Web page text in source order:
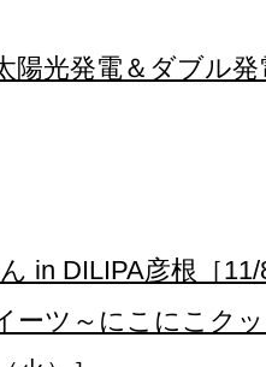
陽光発電＆ダブル
in DILIPA彦根［
ーツ～にこにこク